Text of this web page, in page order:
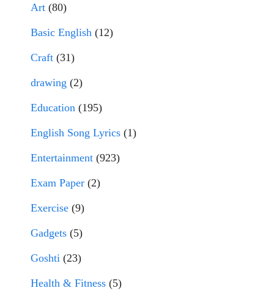
Art (80)
Basic English (12)
Craft (31)
drawing (2)
Education (195)
English Song Lyrics (1)
Entertainment (923)
Exam Paper (2)
Exercise (9)
Gadgets (5)
Goshti (23)
Health & Fitness (5)